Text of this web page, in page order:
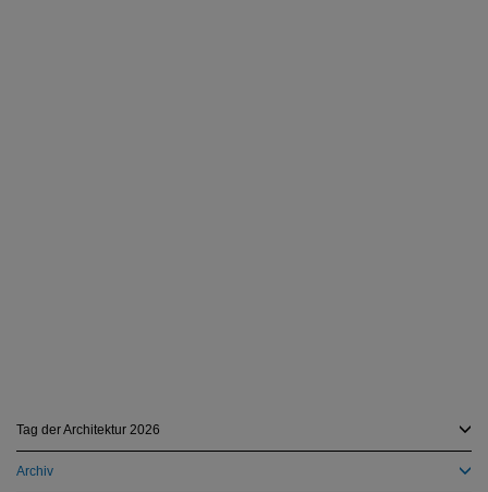
Tag der Architektur 2026
Archiv